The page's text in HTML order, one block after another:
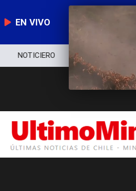
EN VIVO
NOTICIERO